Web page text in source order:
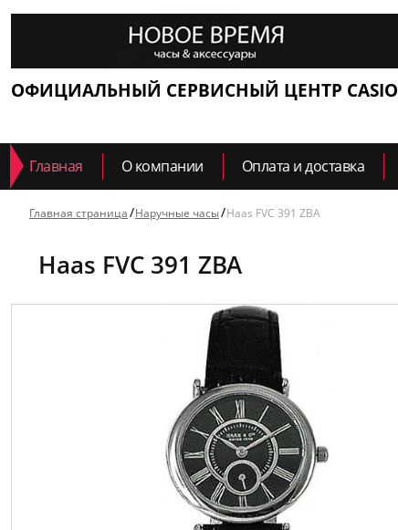
ОФИЦИАЛЬНЫЙ СЕРВИСНЫЙ ЦЕНТР CASIO
Главная О компании Оплата и доставка
Главная страница Наручные часы Haas FVC 391 ZBA
Haas FVC 391 ZBA